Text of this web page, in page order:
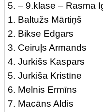
5. – 9.klase – Rasma
1. Baltužs Mārtiņš
2. Bikse Edgars
3. Ceiruļs Armands
4. Jurkišs Kaspars
5. Jurkiša Kristīne
6. Melnis Ermīns
7. Macāns Aldis